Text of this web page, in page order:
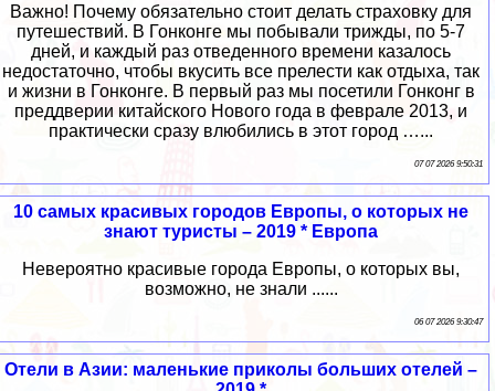
Важно! Почему обязательно стоит делать страховку для
путешествий. В Гонконге мы побывали трижды, по 5-7
дней, и каждый раз отведенного времени казалось
недостаточно, чтобы вкусить все прелести как отдыха, так
и жизни в Гонконге. В первый раз мы посетили Гонконг в
преддверии китайского Нового года в феврале 2013, и
практически сразу влюбились в этот город …...
07 07 2026 9:50:31
10 самых красивых городов Европы, о которых не
знают туристы – 2019 * Европа
Невероятно красивые города Европы, о которых вы,
возможно, не знали ......
06 07 2026 9:30:47
Отели в Азии: маленькие приколы больших отелей –